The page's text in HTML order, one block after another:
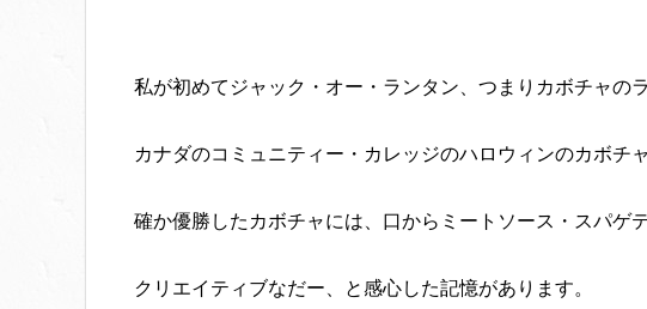
私が初めてジャック・オー・ランタン、つまりカボチャの
カナダのコミュニティー・カレッジのハロウィンのカボチ
確か優勝したカボチャには、口からミートソース・スパゲ
クリエイティブなだー、と感心した記憶があります。